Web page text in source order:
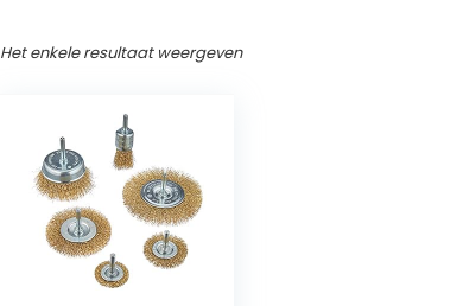
Het enkele resultaat weergeven